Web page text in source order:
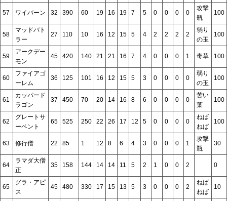
57 ワイバーン 32 390 60 19 16 19 7 5 0 0 0 0
攻撃
瓶
100
58
マッドバト
ラー
27 110 10 16 12 15 5 4 2 2 2 2
弱り
の玉
100
59
アークデー
モン
45 420 140 21 21 16 7 4 0 0 0 1 毒草 100
60
ファイアゴ
ーレム
36 125 101 16 12 15 5 3 0 0 0 0
弱り
の玉
100
61
カッパード
ラゴン
37 450 70 20 14 16 8 6 0 0 0 0
苦い
葉
100
62
グレートサ
ーペント
65 525 250 22 26 17 12 5 0 0 0 0
ねば
ねば
100
63 修行僧 22 85 1 12 8 6 4 3 0 0 0 1
攻撃
瓶
30
64
ラマダ大僧
正
35 158 144 14 14 11 5 2 1 0 0 2 0
65
グラ・アピ
ス
45 480 330 17 15 13 5 3 0 0 0 2
ねば
ねば
10